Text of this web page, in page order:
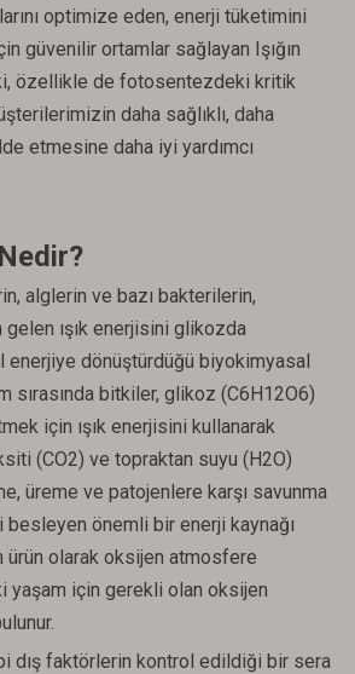
optimize eden, enerji tüketimini
güvenilir ortamlar sağlayan Işığın
özellikle de fotosentezdeki kritik
daha sağlıklı, daha
etmesine daha iyi yardımcı
alglerin ve bazı bakterilerin,
ışık enerjisini glikozda
enerjiye dönüştürdüğü biyokimyasal
sırasında bitkiler, glikoz (C6H12O6)
için ışık enerjisini kullanarak
(CO2) ve topraktan suyu (H2O)
üreme ve patojenlere karşı savunma
önemli bir enerji kaynağı
ürün olarak oksijen atmosfere
yaşam için gerekli olan oksijen
dış faktörlerin kontrol edildiği bir sera